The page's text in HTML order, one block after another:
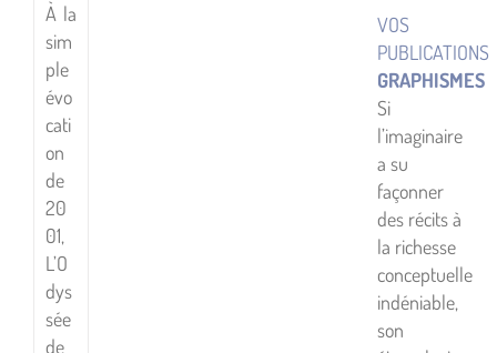
À la
sim
ple
évo
cati
on
de
20
01,
L’O
dys
sée
de
VOS
PUBLICATIONS
GRAPHISMES
Si
l’imaginaire
a su
façonner
des récits à
la richesse
conceptuelle
indéniable,
son